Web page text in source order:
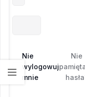
Nie
wylogowuj
mnie
Nie